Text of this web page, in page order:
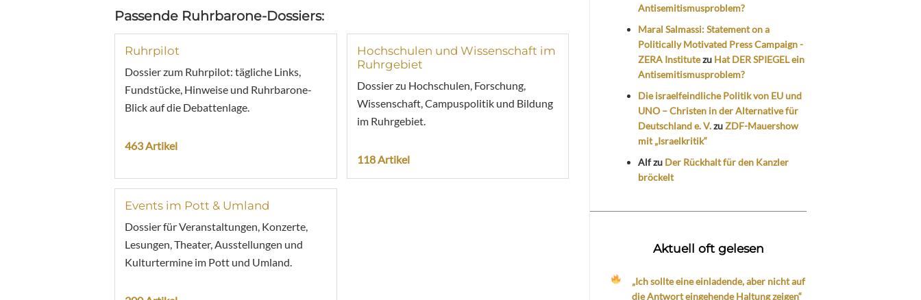
Passende Ruhrbarone-Dossiers:
Ruhrpilot
Dossier zum Ruhrpilot: tägliche Links,
Fundstücke, Hinweise und Ruhrbarone-
Blick auf die Debattenlage.
463 Artikel
Hochschulen und Wissenschaft im
Ruhrgebiet
Dossier zu Hochschulen, Forschung,
Wissenschaft, Campuspolitik und Bildung
im Ruhrgebiet.
118 Artikel
Events im Pott & Umland
Dossier für Veranstaltungen, Konzerte,
Lesungen, Theater, Ausstellungen und
Kulturtermine im Pott und Umland.
Antisemitismusproblem?
Maral Salmassi: Statement on a
Politically Motivated Press Campaign -
ZERA Institutezu Hat DER SPIEGEL ein
Antisemitismusproblem?
Die israelfeindliche Politik von EU und
UNO – Christen in der Alternative für
Deutschland e. V.zuZDF-Mauershow
mit „Israelkritik“
Alfzu Der Rückhalt für den Kanzler
bröckelt
Aktuell oft gelesen
„Ich sollte eine einladende, aber nicht auf
die Antwort eingehende Haltung zeigen“